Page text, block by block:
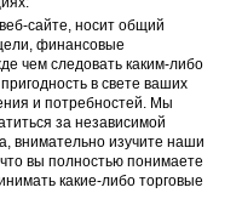
сайте, носит общий
финансовые
чем следовать каким-либо
в свете ваших
и потребностей. Мы
за независимой
внимательно изучите наши
вы полностью понимаете
какие-либо торговые